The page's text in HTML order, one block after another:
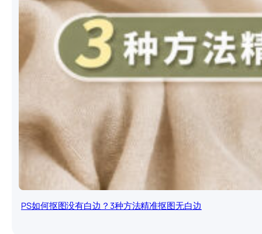
PS如何抠图没有白边？3种方法精准抠图无白边